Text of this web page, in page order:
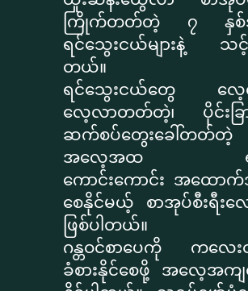
ကြိုက်တတ်တဲ့ ၇ နှ
ရင်သွေးငယ်များနဲ့ သင့်
တယ်။
ရင်သွေးငယ်တွေ လေ့လ
လေ့လာတတ်တဲ့၊ ပိုင်းခြာ
ဆက်စပ်တွေးခေါ်တတ်တဲ့
အလေ့အထ ရရှိ
ကောင်းကောင်း အထော
စေနိုင်မယ့် စာအုပ်စီးရီးလ
ဖြစ်ပါတယ်။
ဂန္တဝင်စာပေကို ကလေ
ခံစားနိုင်စေဖို့ အလေ့အက